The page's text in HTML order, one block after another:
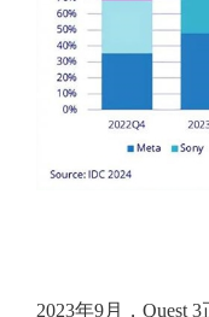
2023年9月，Quest